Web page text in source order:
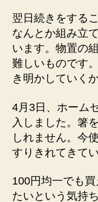
翌日続きをする
なんとか組み立
います。物置の
難しいものです
き明かしていく
4月3日、ホーム
入しました。箸
しれません。今
すりきれてきてい
100円均一でも
たいという気持